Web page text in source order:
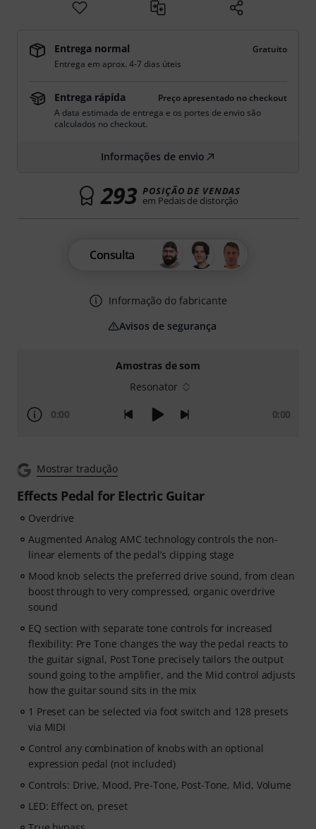
Amostras de som
Resonator
0:00 0:00
Mostrar tradução
Effects Pedal for Electric Guitar
Overdrive
Augmented Analog AMC technology controls the non-
linear elements of the pedal’s clipping stage
Mood knob selects the preferred drive sound, from clean
boost through to very compressed, organic overdrive
sound
EQ section with separate tone controls for increased
flexibility: Pre Tone changes the way the pedal reacts to
the guitar signal, Post Tone precisely tailors the output
sound going to the amplifier, and the Mid control adjusts
how the guitar sound sits in the mix
1 Preset can be selected via foot switch and 128 presets
via MIDI
Control any combination of knobs with an optional
expression pedal (not included)
Controls: Drive, Mood, Pre-Tone, Post-Tone, Mid, Volume
LED: Effect on, preset
Entrega normal
Gratuito
Entrega em aprox. 4-7 dias úteis
Entrega rápida
Preço apresentado no checkout
A data estimada de entrega e os portes de envio são
calculados no checkout.
Informações de envio
293 POSIÇÃO DE VENDAS
em Pedais de distorção
Consulta
Informação do fabricante
Avisos de segurança